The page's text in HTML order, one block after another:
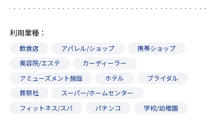
利用業種
飲食店 アパレル/ショップ
携帯ショップ
美容院/エステ
カーディーラー
アミューズメント施設
ホテル
ブライダル
葬祭社
スーパー/ホームセンター
フィットネス/スパ
パチンコ
学校/幼稚園